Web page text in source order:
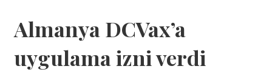
Almanya DCVax’a
uygulama izni verdi